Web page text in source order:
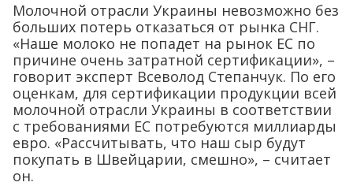
Молочной отрасли Украины невозможно без
больших потерь отказаться от рынка СНГ.
«Наше молоко не попадет на рынок ЕС по
причине очень затратной сертификации», –
говорит эксперт Всеволод Степанчук. По его
оценкам, для сертификации продукции всей
молочной отрасли Украины в соответствии
с требованиями ЕС потребуются миллиарды
евро. «Рассчитывать, что наш сыр будут
покупать в Швейцарии, смешно», – считает
он.